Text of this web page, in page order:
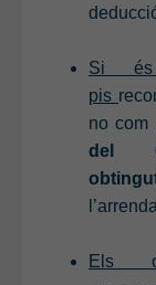
Si
pis
no com
del
Els